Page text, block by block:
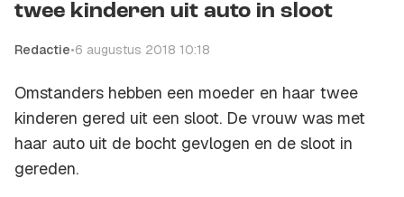
twee kinderen uit auto in sloot
Redactie•6 augustus 2018 10:18
Omstanders hebben een moeder en haar twee
kinderen gered uit een sloot. De vrouw was met
haar auto uit de bocht gevlogen en de sloot in
gereden.